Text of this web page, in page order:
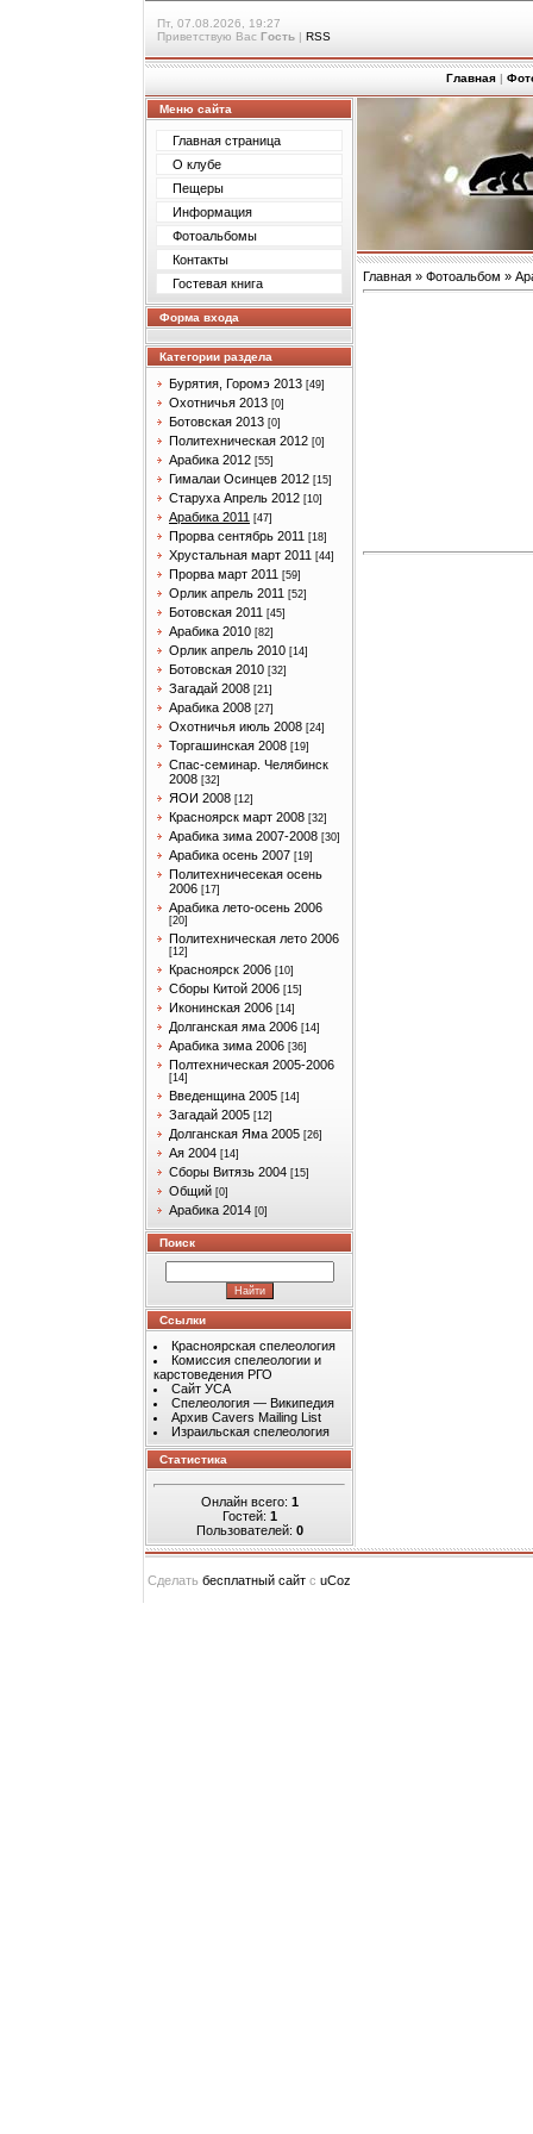
Пт, 07.08.2026, 19:27
Приветствую Вас Гость | RSS
Главная |
Меню сайта
Главная страница
О клубе
Пещеры
Информация
Фотоальбомы
Контакты
Гостевая книга
Форма входа
Категории раздела
Бурятия, Горомэ 2013 [49]
Охотничья 2013 [0]
Ботовская 2013 [0]
Политехническая 2012 [0]
Арабика 2012 [55]
Гималаи Осинцев 2012 [15]
Старуха Апрель 2012 [10]
Арабика 2011 [47]
Прорва сентябрь 2011 [18]
Хрустальная март 2011 [44]
Прорва март 2011 [59]
Орлик апрель 2011 [52]
Ботовская 2011 [45]
Арабика 2010 [82]
Орлик апрель 2010 [14]
Ботовская 2010 [32]
Загадай 2008 [21]
Арабика 2008 [27]
Охотничья июль 2008 [24]
Торгашинская 2008 [19]
Спас-семинар. Челябинск
2008 [32]
ЯОИ 2008 [12]
Красноярск март 2008 [32]
Арабика зима 2007-2008 [30]
Арабика осень 2007 [19]
Политехничесекая осень
2006 [17]
Арабика лето-осень 2006
[20]
Политехническая лето 2006
[12]
Красноярск 2006 [10]
Сборы Китой 2006 [15]
Иконинская 2006 [14]
Долганская яма 2006 [14]
Арабика зима 2006 [36]
Полтехническая 2005-2006
[14]
Введенщина 2005 [14]
Загадай 2005 [12]
Долганская Яма 2005 [26]
Ая 2004 [14]
Сборы Витязь 2004 [15]
Общий [0]
Арабика 2014 [0]
Поиск
Ссылки
Красноярская спелеология
Комиссия спелеологии и
карстоведения РГО
Сайт УСА
Спелеология — Википедия
Архив Cavers Mailing List
Израильская спелеология
Статистика
Онлайн всего: 1
Гостей: 1
Пользователей: 0
Главная » Фотоальбом »
Сделать бесплатный сайт с uCoz